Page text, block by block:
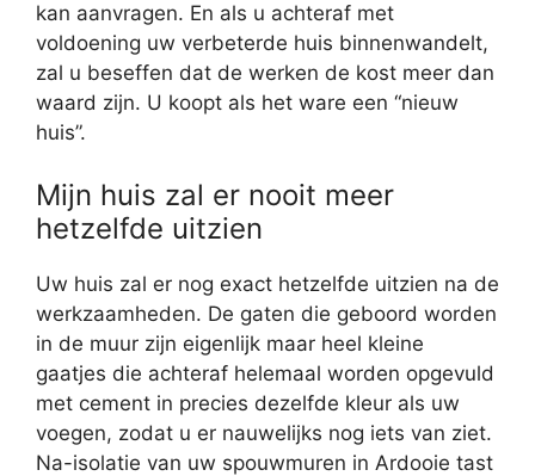
kan aanvragen. En als u achteraf met
voldoening uw verbeterde huis binnenwandelt,
zal u beseffen dat de werken de kost meer dan
waard zijn. U koopt als het ware een “nieuw
huis”.
Mijn huis zal er nooit meer
hetzelfde uitzien
Uw huis zal er nog exact hetzelfde uitzien na de
werkzaamheden. De gaten die geboord worden
in de muur zijn eigenlijk maar heel kleine
gaatjes die achteraf helemaal worden opgevuld
met cement in precies dezelfde kleur als uw
voegen, zodat u er nauwelijks nog iets van ziet.
Na-isolatie van uw spouwmuren in Ardooie tast